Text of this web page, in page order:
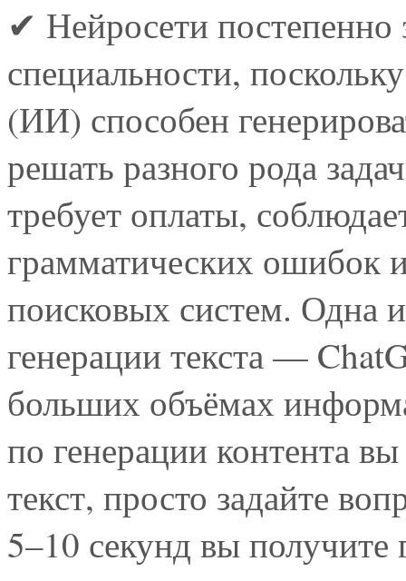
✔ Нейросети постепенно
специальности,
(ИИ) способен
решать разного рода
требует оплаты,
грамматических ошибок
поисковых систем. Одна
генерации текста —
больших объёмах
по генерации контента
текст, просто задайте
5–10 секунд вы получите